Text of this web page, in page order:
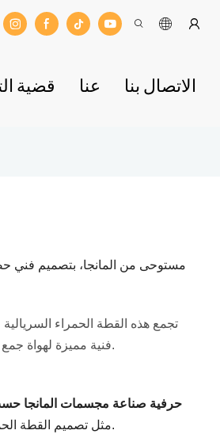
قضية عنا الاتصال بنا
تجمع هذه القطة الحمراء
فنية مميزة لهواة جمع مجسمات المانغا. إنها قطعة مميزة لعشاق ثقافة الشارع ومحبي ألعاب الفن.
حرفية صناعة مجسمات المانجا
مقتنيات عالية الجودة من مادة PVC، مثل تصميم القطة الحمراء متعددة الأذرع الفريد من نوعه.